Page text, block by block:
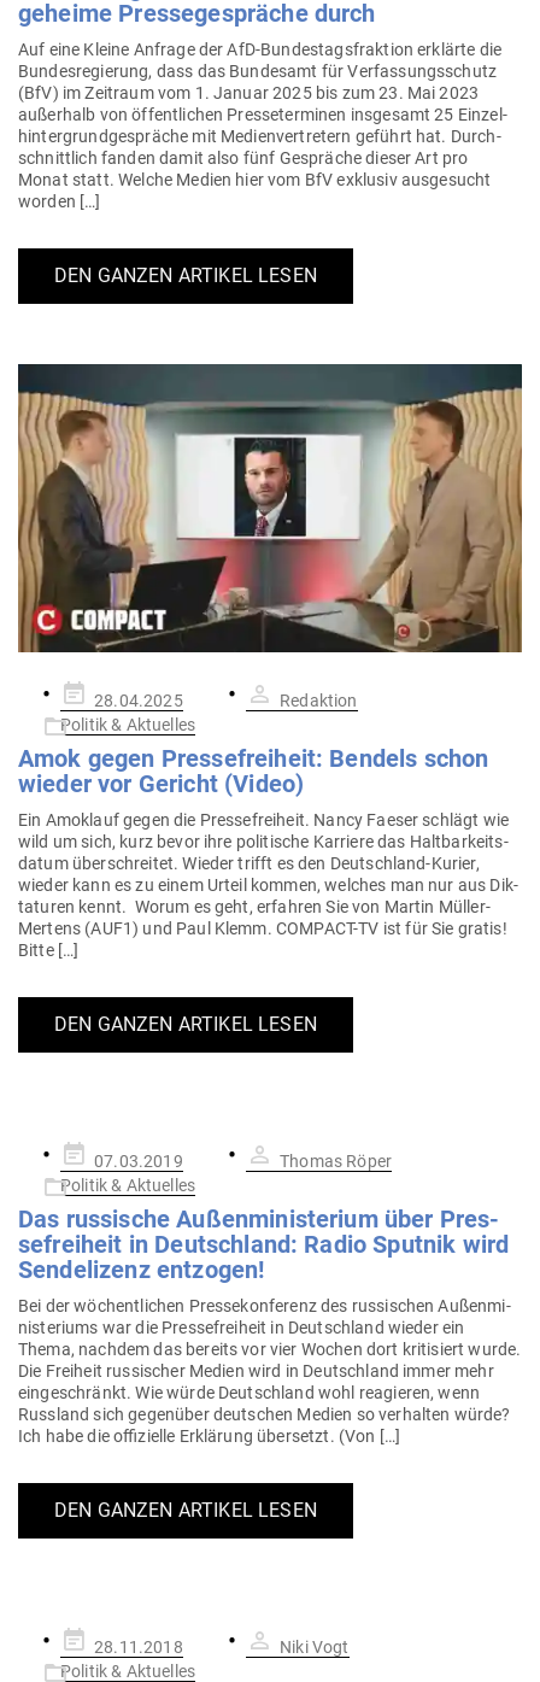
geheime Pres­se­ge­spräche durch
Auf eine Kleine Anfrage der AfD-Bun­­des­­tags­­fraktion erklärte die
Bun­des­re­gierung, dass das Bun­desamt für Ver­fas­sungs­schutz
(BfV) im Zeitraum vom 1. Januar 2025 bis zum 23. Mai 2023
außerhalb von öffent­lichen Pres­se­ter­minen ins­gesamt 25 Ein­zel­
hin­ter­grund­ge­spräche mit Medi­en­ver­tretern geführt hat. Durch­
schnittlich fanden damit also fünf Gespräche dieser Art pro
Monat statt. Welche Medien hier vom BfV exklusiv aus­ge­sucht
worden […]
DEN GANZEN ARTIKEL LESEN
Gepostet
am
28.04.2025
Redaktion
Politik & Aktuelles
Amok gegen Pres­se­freiheit: Bendels schon
wieder vor Gericht (Video)
Ein Amoklauf gegen die Pres­se­freiheit. Nancy Faeser schlägt wie
wild um sich, kurz bevor ihre poli­tische Kar­riere das Halt­bar­keits­
datum über­schreitet. Wieder trifft es den Deutschland-Kurier,
wieder kann es zu einem Urteil kommen, welches man nur aus Dik­
ta­turen kennt. Worum es geht, erfahren Sie von Martin Müller-
Mertens (AUF1) und Paul Klemm. COMPACT-TV ist für Sie gratis!
Bitte […]
DEN GANZEN ARTIKEL LESEN
Gepostet
am
07.03.2019
Thomas Röper
Politik & Aktuelles
Das rus­sische Außen­mi­nis­terium über Pres­
se­freiheit in Deutschland: Radio Sputnik wird
Sen­de­lizenz entzogen!
Bei der wöchent­lichen Pres­se­kon­ferenz des rus­si­schen Außen­mi­
nis­te­riums war die Pres­se­freiheit in Deutschland wieder ein
Thema, nachdem das bereits vor vier Wochen dort kri­ti­siert wurde.
Die Freiheit rus­si­scher Medien wird in Deutschland immer mehr
ein­ge­schränkt. Wie würde Deutschland wohl reagieren, wenn
Russland sich gegenüber deut­schen Medien so ver­halten würde?
Ich habe die offi­zielle Erklärung über­setzt. (Von […]
DEN GANZEN ARTIKEL LESEN
Gepostet
am
28.11.2018
Niki Vogt
Politik & Aktuelles